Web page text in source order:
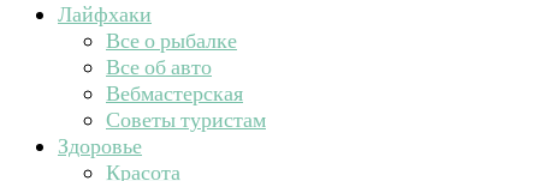
Лайфхаки
Все о рыбалке
Все об авто
Вебмастерская
Советы туристам
Здоровье
Красота